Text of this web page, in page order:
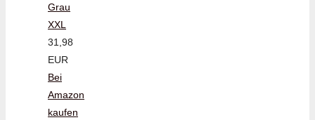
Grau
XXL
31,98
EUR
Bei
Amazon
kaufen